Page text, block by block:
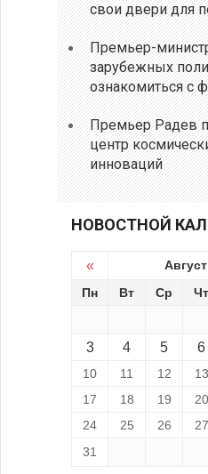
свои двери для
Премьер-
зарубежных
ознакомиться с
Премьер Радев
центр
инноваций
НОВОСТНОЙ
«
Пн Вт Ср Чт
3 4 5 6
10
11 12 13
17
18 19 20
24
25 26 27
31